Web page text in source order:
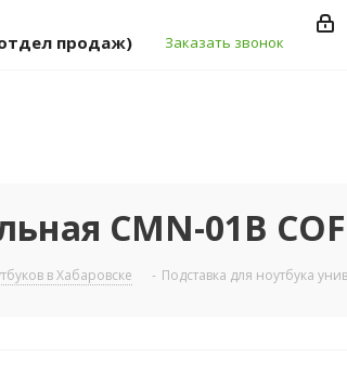
отдел продаж) Заказать звонок
CMN-01B
в Хабаровске - Подставка для ноутбука